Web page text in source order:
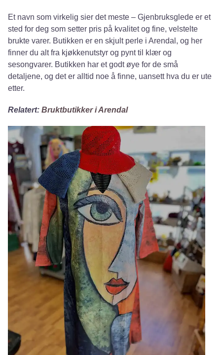
Et navn som virkelig sier det meste – Gjenbruksglede er et
sted for deg som setter pris på kvalitet og fine, velstelte
brukte varer. Butikken er en skjult perle i Arendal, og her
finner du alt fra kjøkkenutstyr og pynt til klær og
sesongvarer. Butikken har et godt øye for de små
detaljene, og det er alltid noe å finne, uansett hva du er ute
etter.
Relatert: Bruktbutikker i Arendal